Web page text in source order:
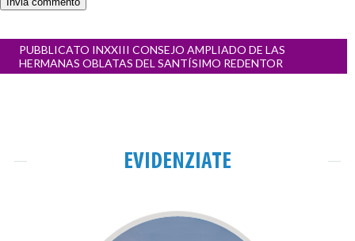
Navigazione
articoli
PUBBLICATO INXXIII CONSEJO AMPLIADO DE LAS
HERMANAS OBLATAS DEL SANTÍSIMO REDENTOR
EVIDENZIATE